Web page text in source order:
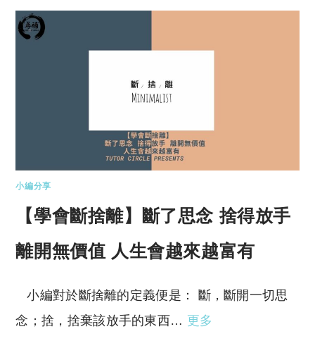
小編分享
【學會斷捨離】斷了思念 捨得放手
離開無價值 人生會越來越富有
小編對於斷捨離的定義便是： 斷，斷開一切思
念；捨，捨棄該放手的東西… 更多